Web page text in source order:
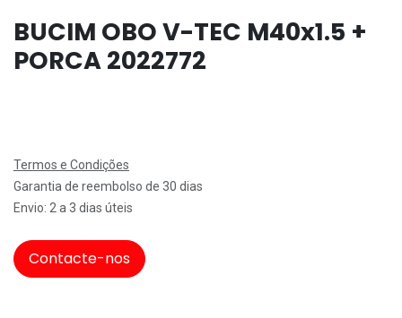
BUCIM OBO V-TEC M40x1.5 +
PORCA 2022772
Termos e Condições
Garantia de reembolso de 30 dias
Envio: 2 a 3 dias úteis
Contacte-nos